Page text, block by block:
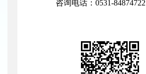
咨询电话：0531-84874722